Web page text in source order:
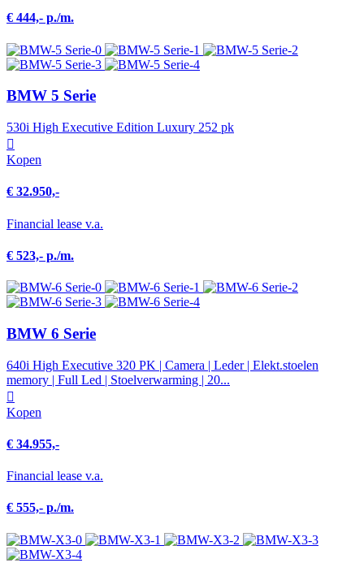
€ 444,- p./m.
BMW 5 Serie
530i High Executive Edition Luxury 252 pk
Kopen
€ 32.950,-
Financial lease v.a.
€ 523,- p./m.
BMW 6 Serie
640i High Executive 320 PK | Camera | Leder | Elekt.stoelen
memory | Full Led | Stoelverwarming | 20...
Kopen
€ 34.955,-
Financial lease v.a.
€ 555,- p./m.